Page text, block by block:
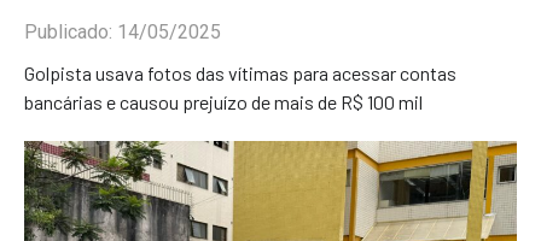
Publicado: 14/05/2025
Golpista usava fotos das vítimas para acessar contas
bancárias e causou prejuízo de mais de R$ 100 mil